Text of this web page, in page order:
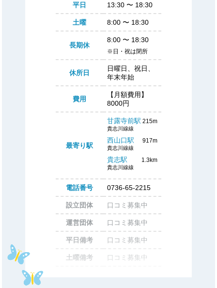
平日 13:30 〜 18:30
土曜 8:00 〜 18:30
長期休
8:00 〜 18:30
※日・祝は閉所
休所日
日曜日、祝日、
年末年始
費用
【月額費用】
8000円
最寄り駅
甘露寺前駅 215m
貴志川線線
西山口駅 917m
貴志川線線
貴志駅 1.3km
貴志川線線
電話番号 0736-65-2215
設立団体 口コミ募集中
運営団体 口コミ募集中
平日備考 口コミ募集中
土曜備考 口コミ募集中